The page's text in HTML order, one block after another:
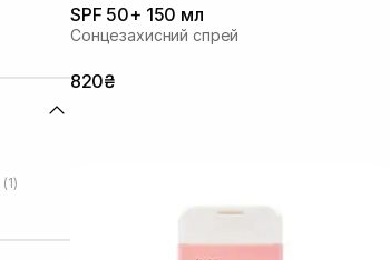
(1)
SPF 50+ 150 мл
Cонцезахисний спрей
820₴